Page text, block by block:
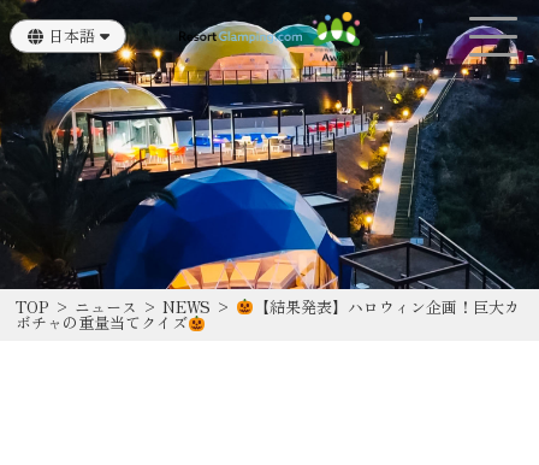
日本語
English
TOP > ニュース >NEWS > 【結果発表】ハロウィン企画！巨大カ
ボチャの重量当てクイズ